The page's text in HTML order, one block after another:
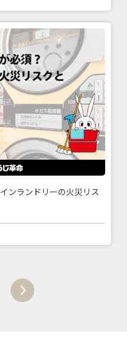
ンランドリーの火災リス